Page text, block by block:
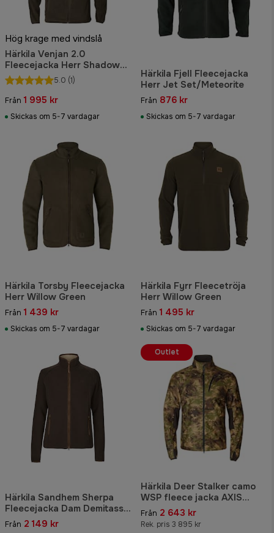
Hög krage med vindslå
Härkila Venjan 2.0
Fleecejacka Herr Shadow
Brown
5.0 (1)
Från 1 995 kr
Skickas om 5-7 vardagar
Härkila Fjell Fleecejacka
Herr Jet Set/Meteorite
Från 876 kr
Skickas om 5-7 vardagar
Härkila Torsby Fleecejacka
Herr Willow Green
Från 1 439 kr
Skickas om 5-7 vardagar
Härkila Fyrr Fleecetröja
Herr Willow Green
Från 1 495 kr
Skickas om 5-7 vardagar
Härkila Sandhem Sherpa
Fleecejacka Dam Demitasse
Brown
Från 2 149 kr
Härkila Deer Stalker camo
WSP fleece jacka AXIS
MSP®Forest
Från 2 643 kr
Rek. pris 3 895 kr
Outlet